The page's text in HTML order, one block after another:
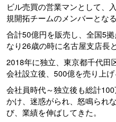
ビル売買の営業マンとして、
規開拓チームのメンバーとなる
合計50億円を販売し、全国5
なり26歳の時に名古屋支店長と
2018年に独立、東京都千代田
会社設立後、500億を売り上げ
会社員時代～独立後も総計
かけ、迷惑がられ、怒鳴られ
び、業績を伸ばしてきた。